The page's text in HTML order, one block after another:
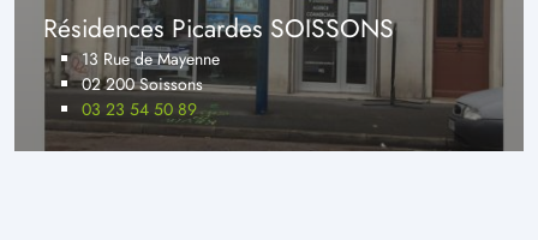
Résidences Picardes SOISSONS
13 Rue de Mayenne
02 200 Soissons
03 23 54 50 89